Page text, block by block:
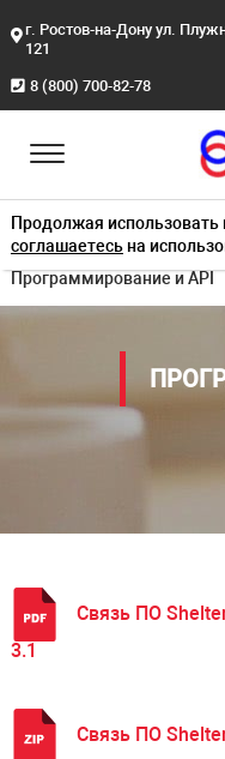
г. Ростов-на-Дону ул.
121
8 (800) 700-82-78
Продолжая использовать
соглашаетесьна
Главная
Поддержка и
Программирование и API
Связь ПО
3.1
Связь ПО